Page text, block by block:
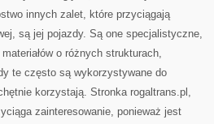
innych zalet, które przyciągają
są jej pojazdy. Są one specjalistyczne,
o różnych strukturach,
te często są wykorzystywane do
korzystają. Stronka rogaltrans.pl,
zainteresowanie, ponieważ jest